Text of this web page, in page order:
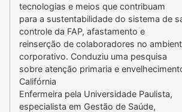
tecnologias e meios que contribuam
para a sustentabilidade do sistema de
controle da FAP, afastamento e
reinserção de colaboradores no
corporativo. Conduziu uma pesquisa
sobre atenção primaria e
Califórnia
Enfermeira pela Universidade Paulista,
especialista em Gestão de Saúde,